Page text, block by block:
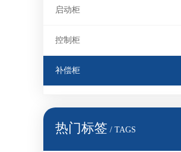
启动柜
控制柜
补偿柜
热门标签 / TAGS